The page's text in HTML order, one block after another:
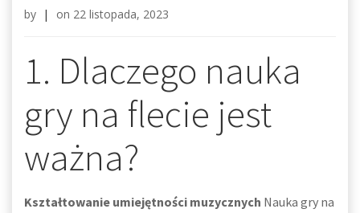
by | on 22 listopada, 2023
1. Dlaczego nauka
gry na flecie jest
ważna?
Kształtowanie umiejętności muzycznych Nauka gry na